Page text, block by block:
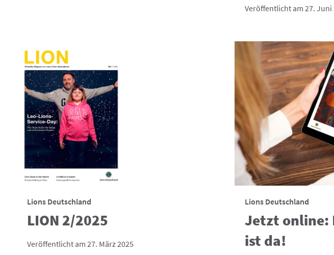
Veröffentlicht am 27. Juni
Lions Deutschland
LION 2/2025
Veröffentlicht am 27. März 2025
Lions Deutschland
Jetzt online:
ist da!